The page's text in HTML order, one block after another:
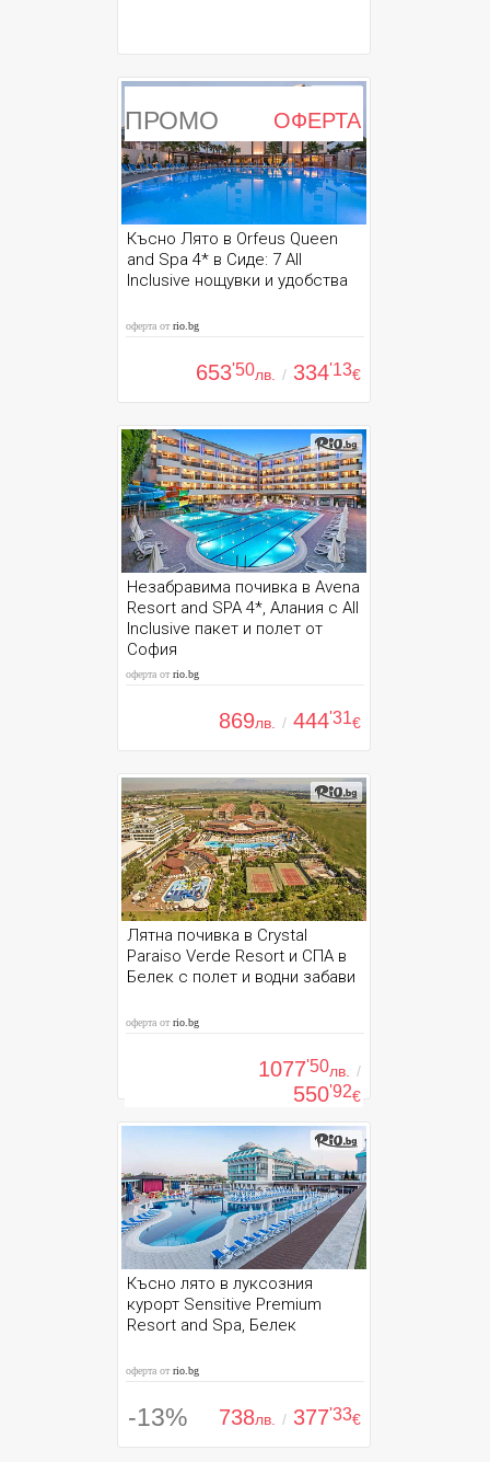
ПРОМО ОФЕРТА
Късно Лято в Orfeus Queen
and Spa 4* в Сиде: 7 All
Inclusive нощувки и удобства
оферта отrio.bg
653'50лв. / 334'13€
Незабравима почивка в Avena
Resort and SPA 4*, Алания с All
Inclusive пакет и полет от
София
оферта отrio.bg
869лв. / 444'31€
Лятна почивка в Crystal
Paraiso Verde Resort и СПА в
Белек с полет и водни забави
оферта отrio.bg
1077'50лв. /
550'92€
Късно лято в луксозния
курорт Sensitive Premium
Resort and Spa, Белек
оферта отrio.bg
-13% 738лв. / 377'33€